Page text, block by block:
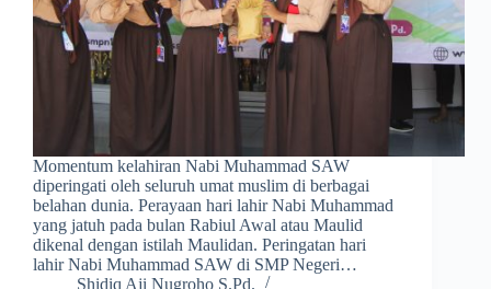
Momentum kelahiran Nabi Muhammad SAW
diperingati oleh seluruh umat muslim di berbagai
belahan dunia. Perayaan hari lahir Nabi Muhammad
yang jatuh pada bulan Rabiul Awal atau Maulid
dikenal dengan istilah Maulidan. Peringatan hari
lahir Nabi Muhammad SAW di SMP Negeri…
Shidiq Aji Nugroho S.Pd.